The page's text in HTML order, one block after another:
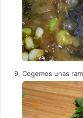
Cogemos unas